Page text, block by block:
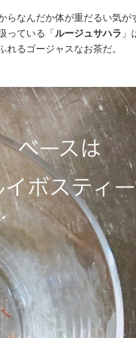
らなんだか体が重だるい気が
っている「 ルージュサハラ 」
るゴージャスなお茶だ。